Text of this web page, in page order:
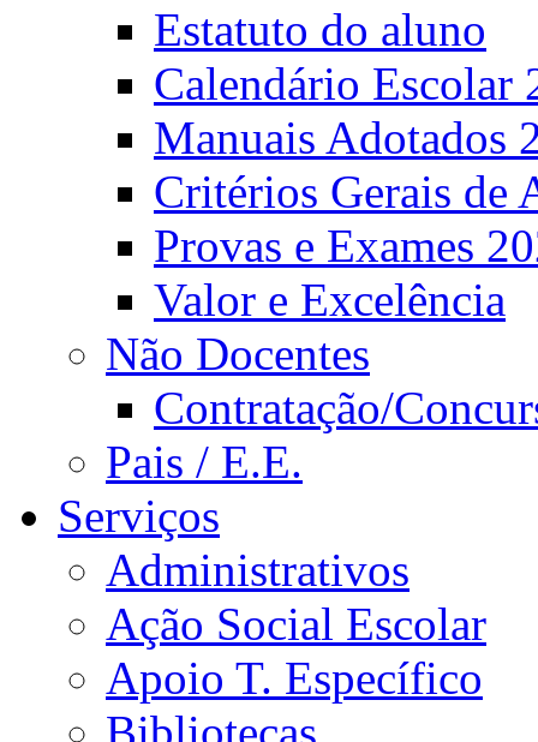
Estatuto do aluno
Calendário Escolar
Manuais Adotados
Critérios Gerais de
Provas e Exames
Valor e Excelência
Não Docentes
Contratação/
Pais / E.E.
Serviços
Administrativos
Ação Social Escolar
Apoio T. Específico
Bibliotecas